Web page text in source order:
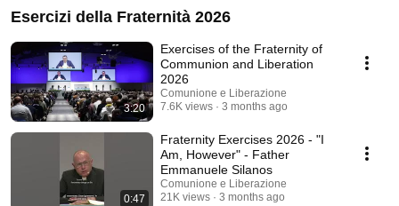
Esercizi della Fraternità 2026
3:20
Exercises of the Fraternity of
Communion and Liberation
2026
Comunione e Liberazione
7.6K views
3 months ago
0:47
Fraternity Exercises 2026 - "I
Am, However" - Father
Emmanuele Silanos
Comunione e Liberazione
21K views
3 months ago